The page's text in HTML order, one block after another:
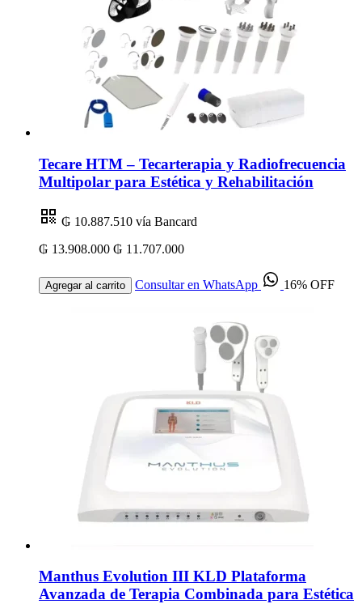
Tecare HTM – Tecarterapia y Radiofrecuencia
Multipolar para Estética y Rehabilitación
₲ 10.887.510 vía Bancard
₲ 13.908.000 ₲ 11.707.000
Agregar al carrito Consultar en WhatsApp 16% OFF
Manthus Evolution III KLD Plataforma
Avanzada de Terapia Combinada para Estética